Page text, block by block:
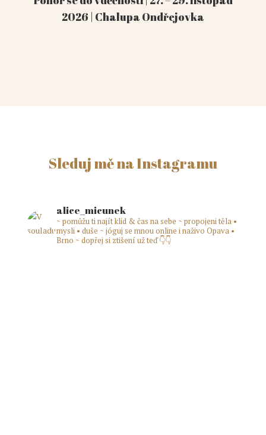
2026 | Chalupa Ondřejovka
Sleduj mě na Instagramu
alice_micunek
~ pomůžu ti najít klid & čas na sebe ~ propojeni těla •
mysli • duše ~ jóguj se mnou online i naživo Opava •
Brno ~ dopřej si ztišení už teď 👇👇